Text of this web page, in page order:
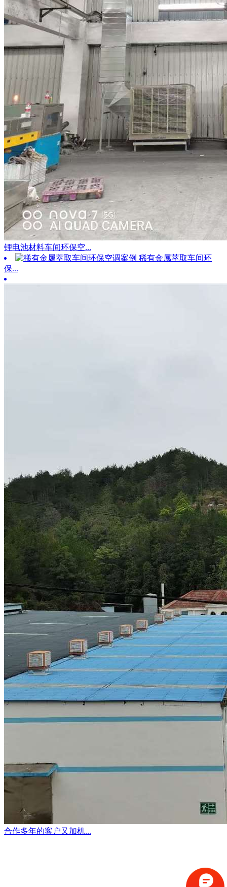
锂电池材料车间环保空...
稀有金属萃取车间环
保...
合作多年的客户又加机...